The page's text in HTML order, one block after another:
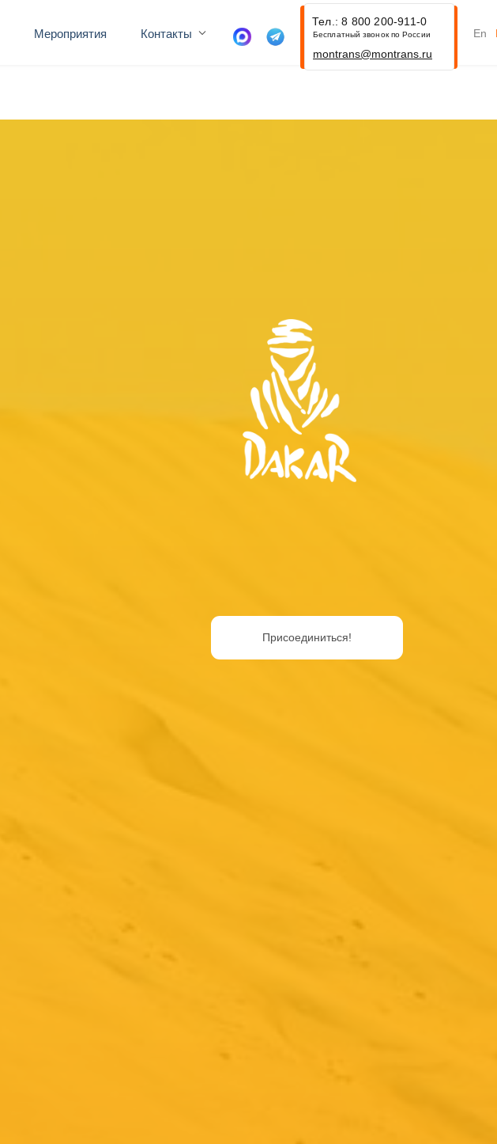
montrans@montrans.ru
Мероприятия Контакты En
Тел.: 8 800 200-911-0
Бесплатный звонок по России
Присоединиться!